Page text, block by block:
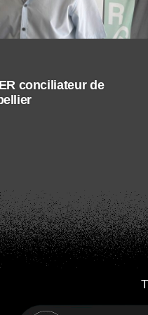
conciliateur de